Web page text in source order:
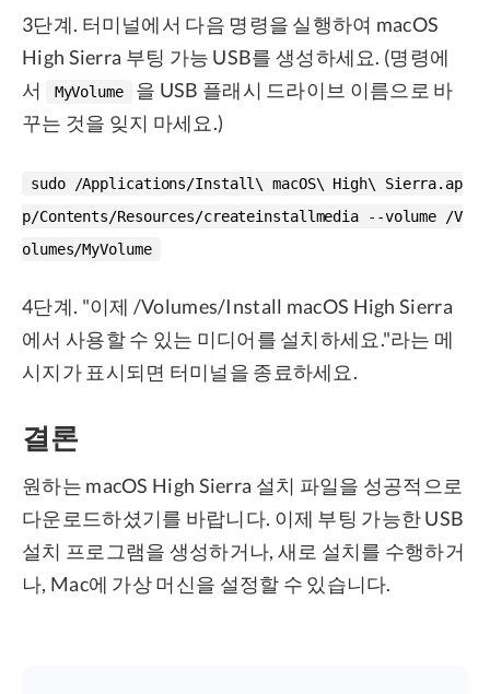
3단계. 터미널에서 다음 명령을 실행하여 macOS
High Sierra 부팅 가능 USB를 생성하세요. (명령에
서
MyVolume
을 USB 플래시 드라이브 이름으로 바
꾸는 것을 잊지 마세요.)
sudo /Applications/Install\ macOS\ High\ Sierra.ap
p/Contents/Resources/createinstallmedia --volume /V
olumes/MyVolume
4단계. "이제 /Volumes/Install macOS High Sierra
에서 사용할 수 있는 미디어를 설치하세요."라는 메
시지가 표시되면 터미널을 종료하세요.
결론
원하는 macOS High Sierra 설치 파일을 성공적으로
다운로드하셨기를 바랍니다. 이제 부팅 가능한 USB
설치 프로그램을 생성하거나, 새로 설치를 수행하거
나, Mac에 가상 머신을 설정할 수 있습니다.